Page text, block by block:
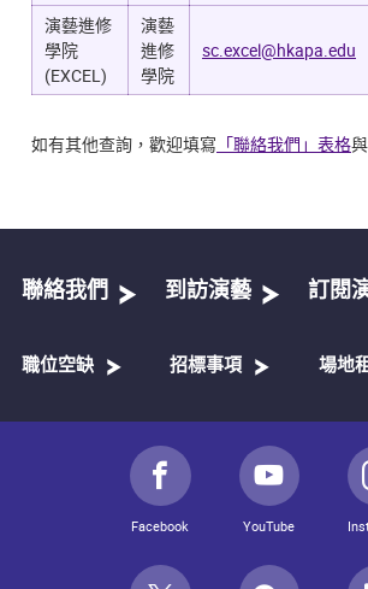
演藝進修
學院
(EXCEL)
演藝
進修
學院
sc.excel@hkapa.edu
如有其他查詢，歡迎填寫 「聯絡我們」表格
聯絡我們 到訪演藝 訂閱
職位空缺 招標事項 場地
Facebook YouTube